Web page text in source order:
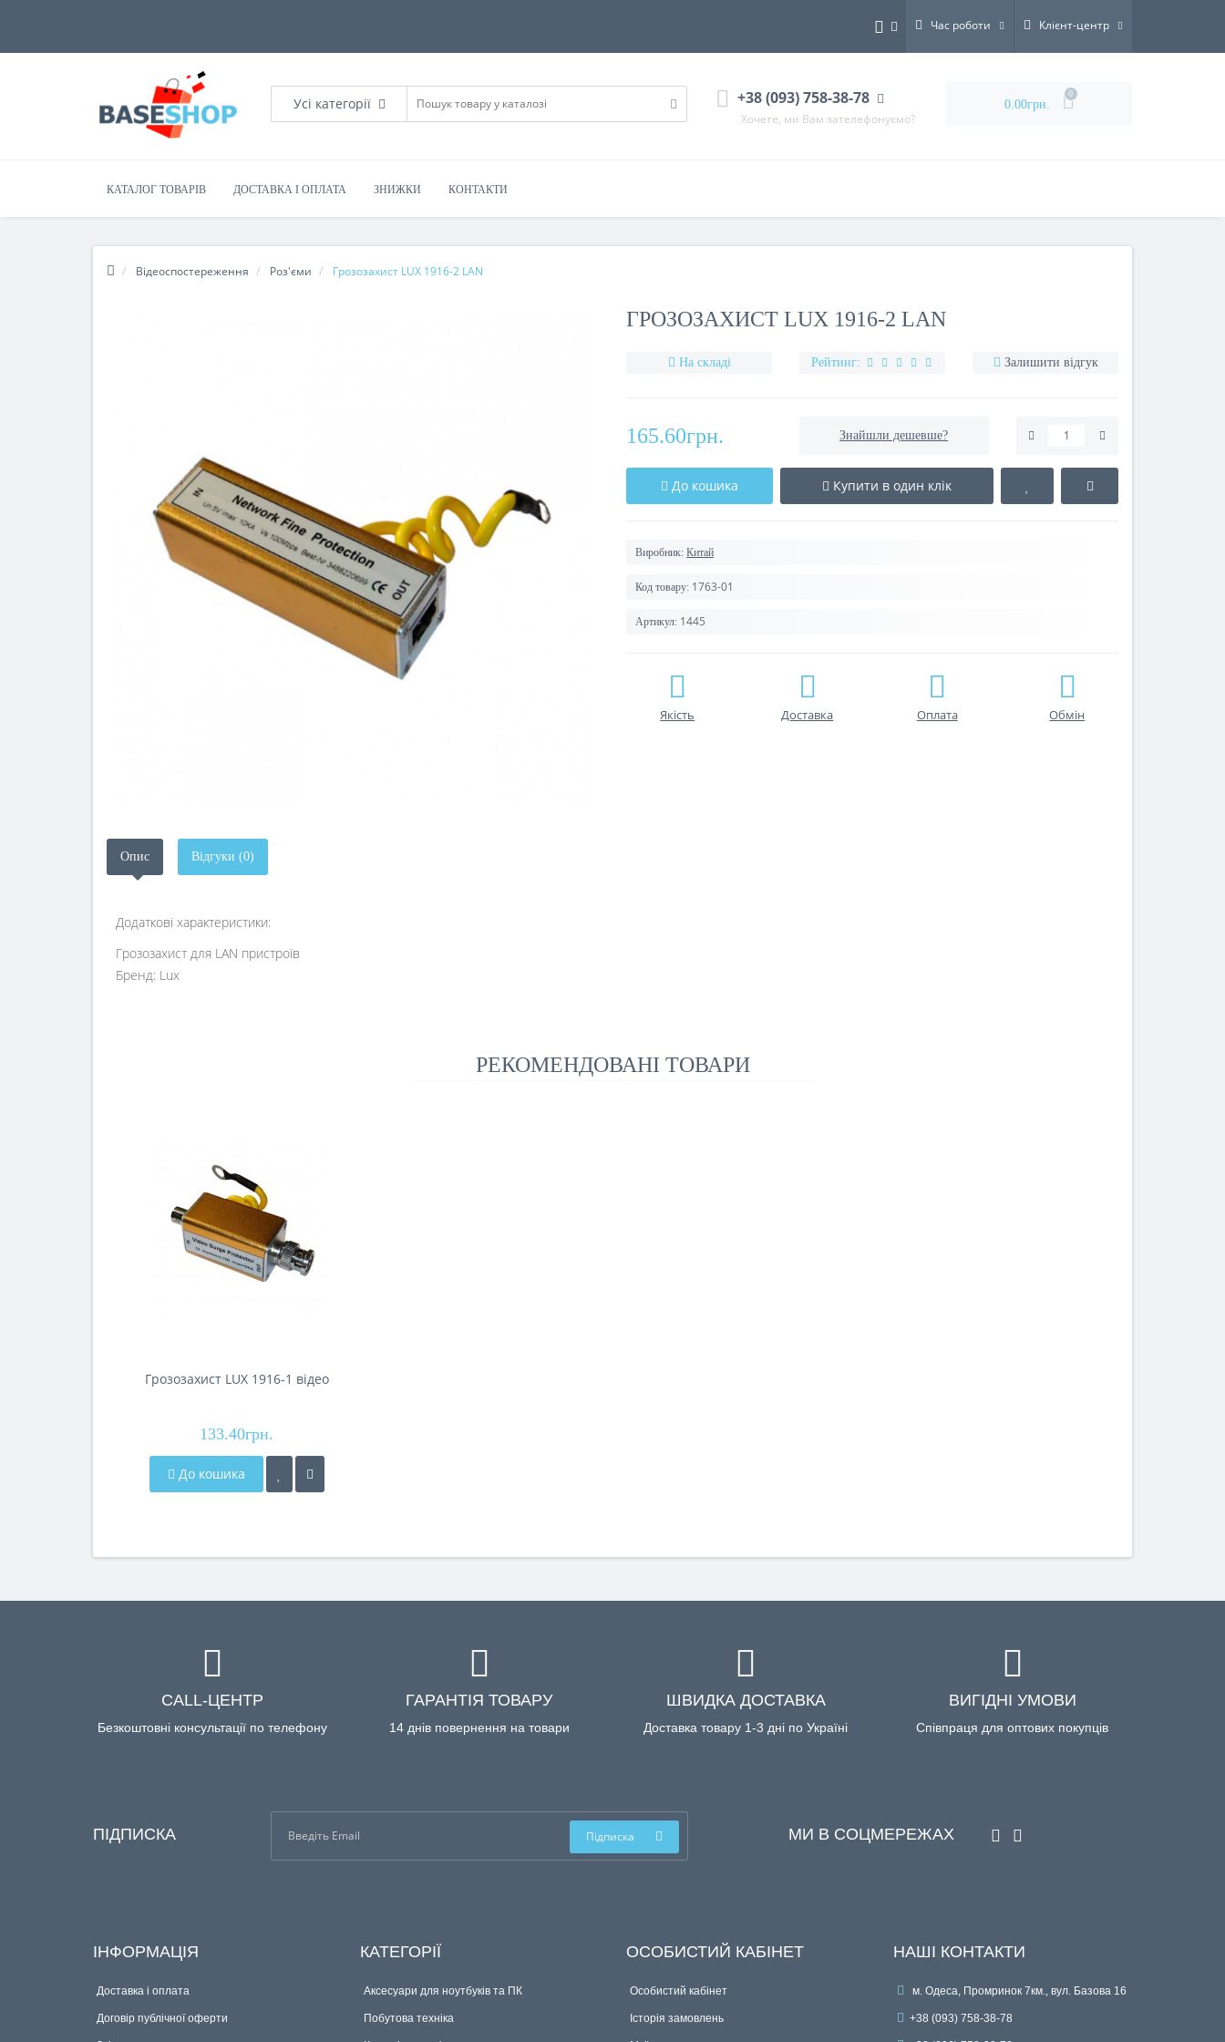
Час роботи Клієнт-центр
Усі категорії +38 (093) 758-38-78
Хочете, ми Вам зателефонуємо?
0.00грн.
0
КАТАЛОГ ТОВАРІВ ДОСТАВКА І ОПЛАТА ЗНИЖКИ КОНТАКТИ
Відеоспостереження Роз'єми Грозозахист LUX 1916-2 LAN
ГРОЗОЗАХИСТ LUX 1916-2 LAN
На складі Рейтинг: Залишити відгук
165.60грн. Знайшли дешевше?
До кошика Купити в один клік
Виробник: Китай
Код товару: 1763-01
Артикул: 1445
Якість Доставка Оплата Обмін
Опис Відгуки (0)
Додаткові характеристики:
Грозозахист для LAN пристроїв
Бренд: Lux
РЕКОМЕНДОВАНІ ТОВАРИ
Грозозахист LUX 1916-1 відео
133.40грн.
До кошика
CALL-ЦЕНТР
Безкоштовні консультації по телефону
ГАРАНТІЯ ТОВАРУ
14 днів повернення на товари
ШВИДКА ДОСТАВКА
Доставка товару 1-3 дні по Україні
ВИГІДНІ УМОВИ
Співпраця для оптових покупців
ПІДПИСКА Підписка МИ В СОЦМЕРЕЖАХ
ІНФОРМАЦІЯ
Доставка і оплата
Договір публічної оферти
КАТЕГОРІЇ
Аксесуари для ноутбуків та ПК
Побутова техніка
ОСОБИСТИЙ КАБІНЕТ
Особистий кабінет
Історія замовлень
НАШІ КОНТАКТИ
м. Одеса, Промринок 7км., вул. Базова 16
+38 (093) 758-38-78